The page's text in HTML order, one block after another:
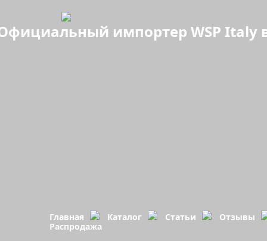
импортер WSP Italy
Главная Каталог Статьи
Отзывы
Распродажа